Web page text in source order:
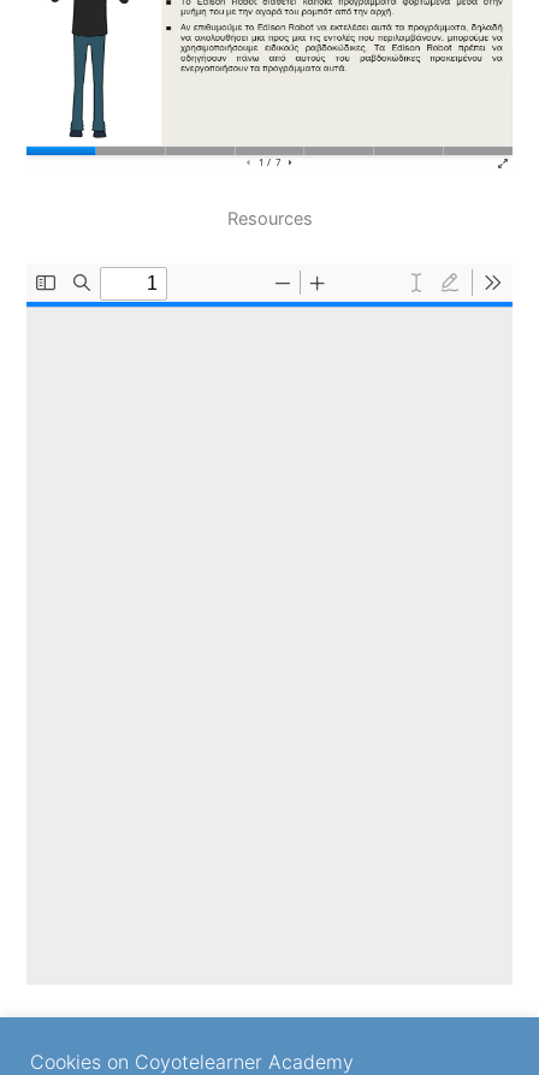
Resources
Cookies on Coyotelearner Academy